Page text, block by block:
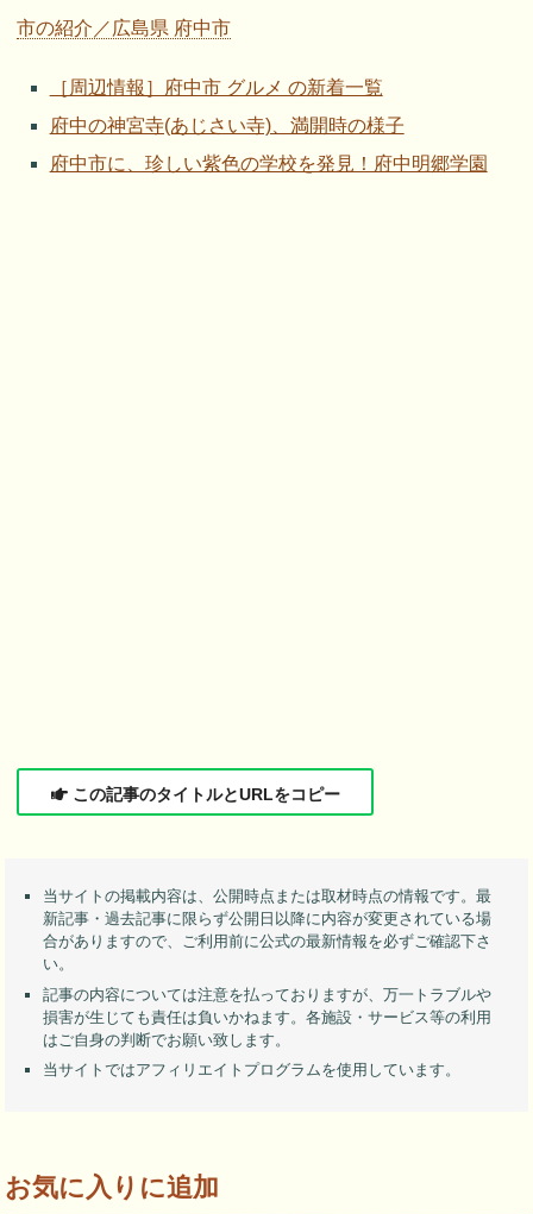
市の紹介／広島県 府中市
［周辺情報］府中市 グルメ の新着一覧
府中の神宮寺(あじさい寺)、満開時の様子
府中市に、珍しい紫色の学校を発見！府中明郷学園
この記事のタイトルとURLをコピー
当サイトの掲載内容は、公開時点または取材時点の情報です。最
新記事・過去記事に限らず公開日以降に内容が変更されている場
合がありますので、ご利用前に公式の最新情報を必ずご確認下さ
い。
記事の内容については注意を払っておりますが、万一トラブルや
損害が生じても責任は負いかねます。各施設・サービス等の利用
はご自身の判断でお願い致します。
当サイトではアフィリエイトプログラムを使用しています。
お気に入りに追加